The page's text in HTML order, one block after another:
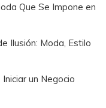
Que Se Impone en
Ilusión: Moda, Estilo
un Negocio